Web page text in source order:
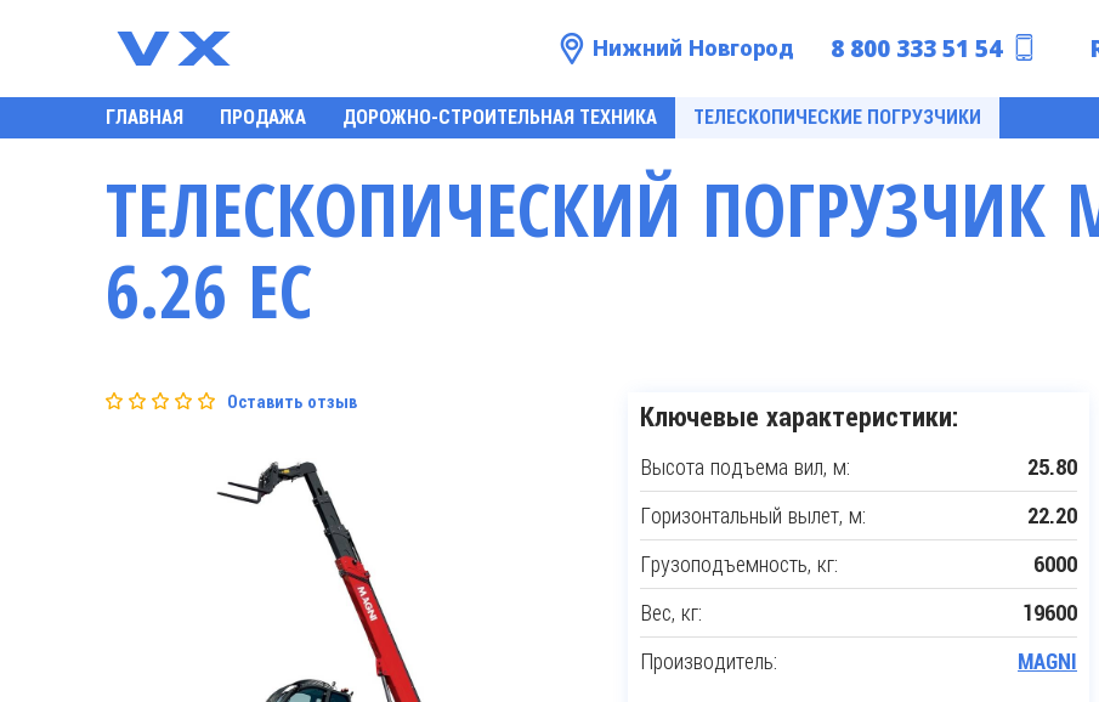
Нижний Новгород 8 800 333 51 54
ГЛАВНАЯ ПРОДАЖА ДОРОЖНО-СТРОИТЕЛЬНАЯ ТЕХНИКА ТЕЛЕСКОПИЧЕСКИЕ ПОГРУЗЧИКИ
ТЕЛЕСКОПИЧЕСКИЙ ПОГРУЗЧИК
6.26 EC
Оставить отзыв Ключевые характеристики:
Высота подъема вил, м: 25.80
Горизонтальный вылет, м: 22.20
Грузоподъемность, кг: 6000
Вес, кг: 19600
Производитель: MAGNI